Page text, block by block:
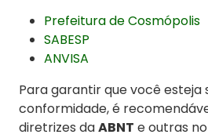
Prefeitura de Cosmópolis
SABESP
ANVISA
Para garantir que você esteja
conformidade, é
diretrizes daABNT e outras